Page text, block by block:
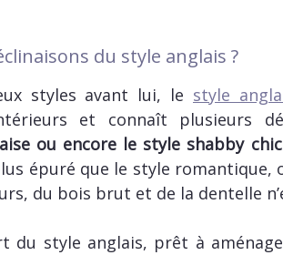
du style anglais ?
styles avant lui, le style
et connaît plusieurs
ou encore le style shabby chic
épuré que le style romantique,
du bois brut et de la dentelle
du style anglais, prêt à